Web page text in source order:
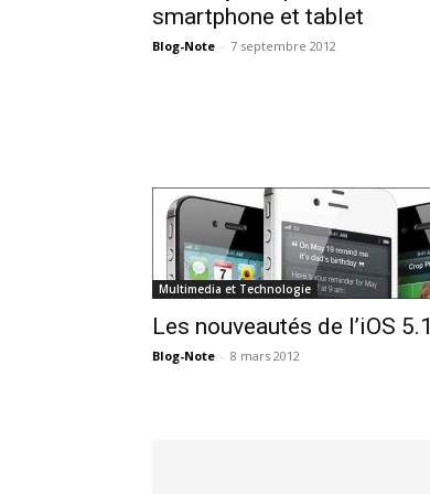
smartphone et tablet
Blog-Note - 7 septembre 2012
Multimedia et Technologie
Les nouveautés de l’iOS 5.1
Blog-Note - 8 mars 2012